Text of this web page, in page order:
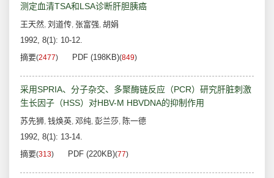
测定血清TSA和LSA诊断肝胆胰癌
王天然, 刘道传, 张富强, 胡娟
1992, 8(1): 10-12.
摘要(2477) PDF (198KB)(849)
采用SPRIA、分子杂交、多聚酶链反应（PCR）研究肝脏刺激
生长因子（HSS）对HBV-M HBVDNA的抑制作用
苏先狮, 钱焕英, 邓纯, 彭兰莎, 陈一德
1992, 8(1): 13-14.
摘要(313) PDF (220KB)(77)